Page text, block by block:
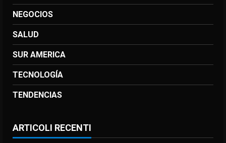
NEGOCIOS
SALUD
SUR AMERICA
TECNOLOGÍA
TENDENCIAS
ARTICOLI RECENTI